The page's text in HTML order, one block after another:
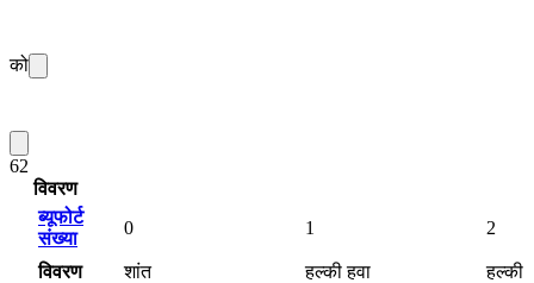
को
62
विवरण
ब्यूफोर्ट
संख्या
0 1 2
विवरण शांत हल्की हवा हल्की